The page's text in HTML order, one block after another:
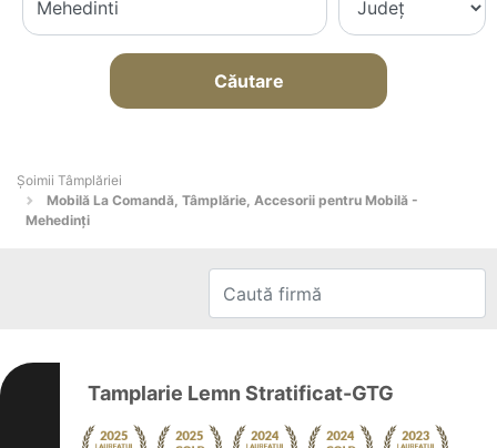
Căutare
Șoimii Tâmplăriei
Mobilă La Comandă, Tâmplărie, Accesorii pentru Mobilă -
Mehedinţi
Tamplarie Lemn Stratificat-GTG